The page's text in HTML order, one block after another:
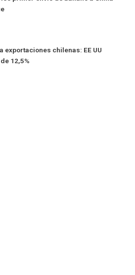
exportaciones chilenas: EE UU
12,5%